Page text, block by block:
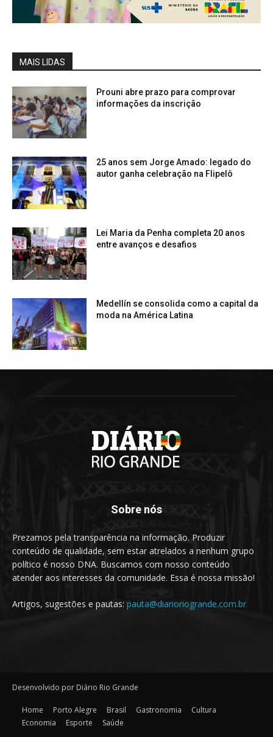
MAIS LIDAS
Prouni abre prazo para comprovar
informações da inscrição
25 anos sem Jorge Amado: legado do
autor ganha celebração na Flipelô
Lei Maria da Penha completa 20 anos
entre avanços e desafios
Medellín se consolida como a capital da
moda na América Latina
Sobre nós
Prezamos pela transparência na informação. Produzir
conteúdo de qualidade, sem estar atrelados a nenhum grupo
político é nosso DNA. Buscamos com nosso conteúdo
atender aos interesses da comunidade. Essa é nossa missão!
Artigos, sugestões e pautas: pauta@diarioriogrande.com.br
Desenvolvido por Diário Rio Grande
Home Porto Alegre Brasil Gastronomia
Cultura
Economia
Esporte Saúde